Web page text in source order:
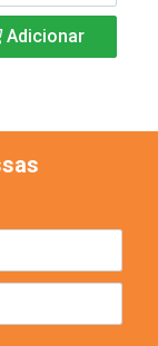
Adicionar